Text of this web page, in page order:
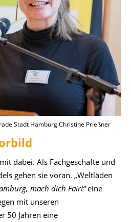
Stadt Hamburg Christine Prießner
dabei. Als Fachgeschäfte und
gehen sie voran. „Weltläden
mach dich Fair!“eine
mit unseren
50 Jahren eine